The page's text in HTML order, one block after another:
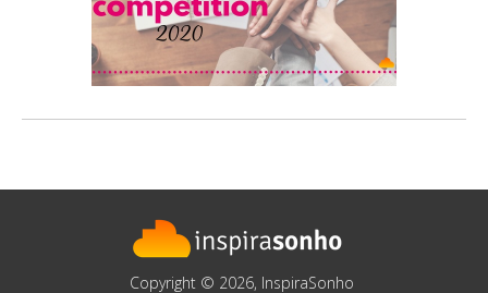
Copyright © 2026, InspiraSonho